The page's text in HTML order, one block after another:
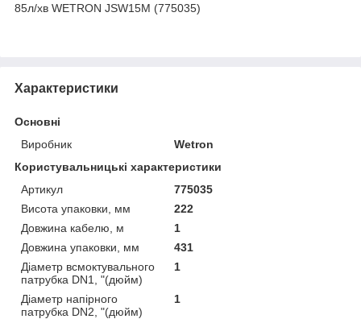
85л/хв WETRON JSW15M (775035)
Характеристики
Основні
Виробник
Wetron
Користувальницькі характеристики
Артикул
775035
Висота упаковки, мм
222
Довжина кабелю, м
1
Довжина упаковки, мм
431
Діаметр всмоктувального
патрубка DN1, "(дюйм)
1
Діаметр напірного
патрубка DN2, "(дюйм)
1